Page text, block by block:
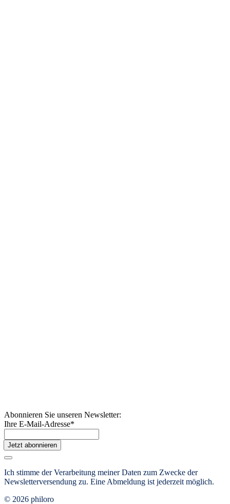
Abonnieren Sie unseren Newsletter:
Ihre E-Mail-Adresse*
Jetzt abonnieren
Ich stimme der Verarbeitung meiner Daten zum Zwecke der
Newsletterversendung zu. Eine Abmeldung ist jederzeit möglich.
© 2026 philoro